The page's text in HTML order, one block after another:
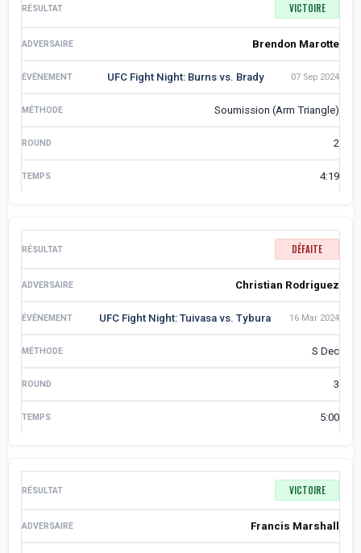
VICTOIRE
Brendon Marotte
UFC Fight Night: Burns vs. Brady 07 Sep 2024
Soumission (Arm Triangle)
2
4:19
DÉFAITE
Christian Rodriguez
UFC Fight Night: Tuivasa vs. Tybura 16 Mar 2024
S Dec
3
5:00
VICTOIRE
Francis Marshall